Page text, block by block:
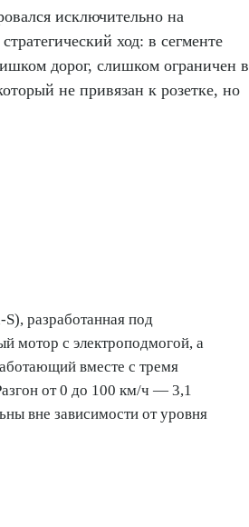
исключительно на
ход: в сегменте
дорог, слишком ограничен в
не привязан к розетке, но
разработанная под
мотор с электроподмогой, а
вместе с тремя
от 0 до 100 км/ч — 3,1
вне зависимости от уровня